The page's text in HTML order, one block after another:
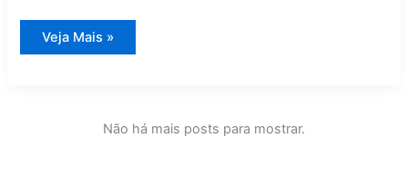
Reparo
de
Assistência
Veja Mais »
Não há mais posts para mostrar.